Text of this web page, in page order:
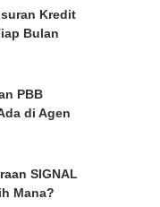
Kredit
Bulan
PBB
di Agen
SIGNAL
Mana?